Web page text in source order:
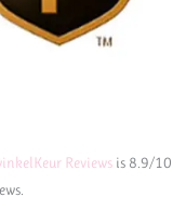
Reviews is 8.9/10